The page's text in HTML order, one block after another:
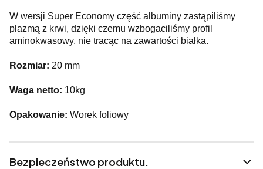
W wersji Super Economy część albuminy zastąpiliśmy
plazmą z krwi, dzięki czemu wzbogaciliśmy profil
aminokwasowy, nie tracąc na zawartości białka.
Rozmiar: 20 mm
Waga netto: 10kg
Opakowanie: Worek foliowy
Bezpieczeństwo produktu.